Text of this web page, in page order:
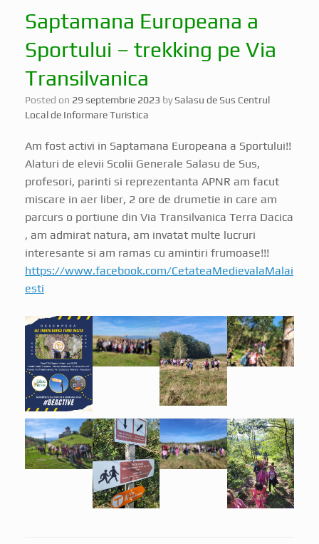
Saptamana Europeana a
Sportului – trekking pe Via
Transilvanica
Posted on 29 septembrie 2023 bySalasu de Sus Centrul
Local de Informare Turistica
Am fost activi in Saptamana Europeana a Sportului!!
Alaturi de elevii Scolii Generale Salasu de Sus,
profesori, parinti si reprezentanta APNR am facut
miscare in aer liber, 2 ore de drumetie in care am
parcurs o portiune din Via Transilvanica Terra Dacica
, am admirat natura, am invatat multe lucruri
interesante si am ramas cu amintiri frumoase!!!
https://www.facebook.com/CetateaMedievalaMalai
esti